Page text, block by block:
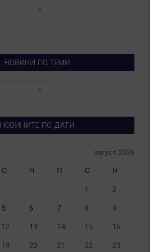
НОВИНИ ПО ТЕМИ
НОВИНИТЕ ПО ДАТИ
август 2026
С Ч П С Н
1 2
5 6 7 8 9
12 13 14 15 16
19 20 21 22 23